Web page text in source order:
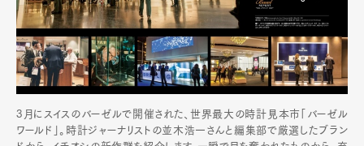
3月にスイスのバーゼルで開催された、世界最大の時計見本市「バーゼル
ワールド」。時計ジャーナリストの並木浩一さんと編集部で厳選したブラン